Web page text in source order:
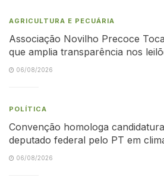
AGRICULTURA E PECUÁRIA
Associação Novilho Precoce
que amplia transparência nos
06/08/2026
POLÍTICA
Convenção homologa
deputado federal pelo PT em
06/08/2026